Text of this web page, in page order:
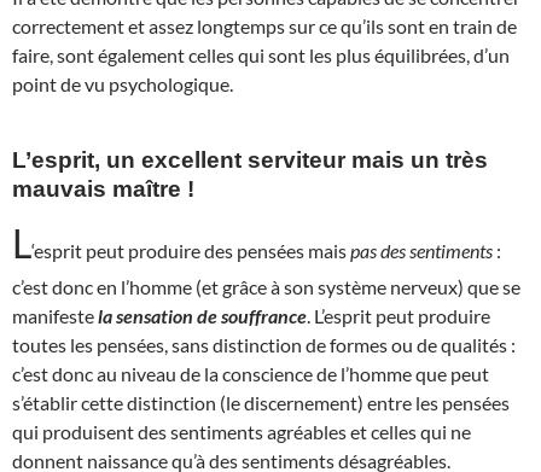
correctement et assez longtemps sur ce qu’ils sont en train de
faire, sont également celles qui sont les plus équilibrées, d’un
point de vu psychologique.
L’esprit, un excellent serviteur mais un très
mauvais maître !
L‘esprit peut produire des pensées maispas des sentiments :
c’est donc en l’homme (et grâce à son système nerveux) que se
manifestela sensation de souffrance . L’esprit peut produire
toutes les pensées, sans distinction de formes ou de qualités :
c’est donc au niveau de la conscience de l’homme que peut
s’établir cette distinction (le discernement) entre les pensées
qui produisent des sentiments agréables et celles qui ne
donnent naissance qu’à des sentiments désagréables.